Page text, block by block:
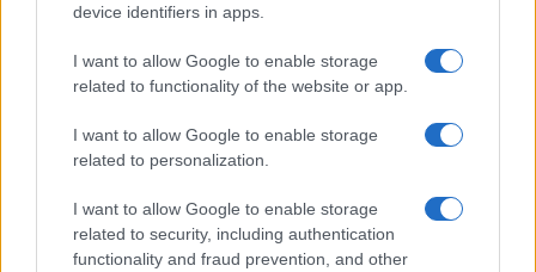
device identifiers in apps.
I want to allow Google to enable storage
related to functionality of the website or app.
I want to allow Google to enable storage
related to personalization.
I want to allow Google to enable storage
related to security, including authentication
functionality and fraud prevention, and other
LIFESTYLE